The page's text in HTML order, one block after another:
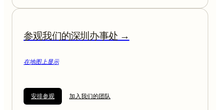
参观我们的深圳办事处 →
在地图上显示
安排参观 加入我们的团队